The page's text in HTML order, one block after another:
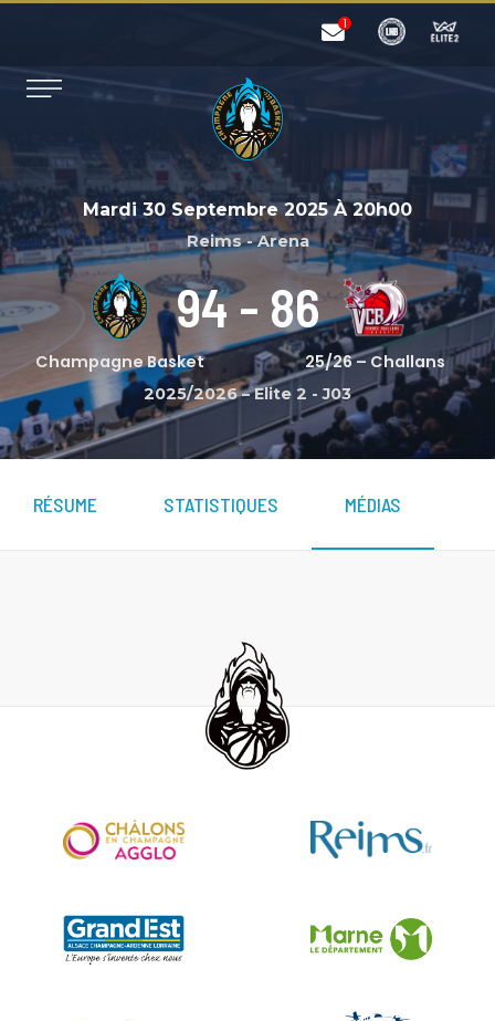
Mardi 30 Septembre 2025À 20h00
Reims - Arena
Champagne Basket
94- 86
25/26 – Challans
2025/2026 – Elite 2 -J03
RÉSUME STATISTIQUES MÉDIAS